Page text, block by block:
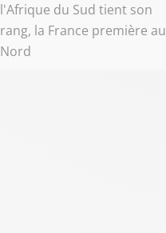
l'Afrique du Sud tient son
rang, la France première au
Nord